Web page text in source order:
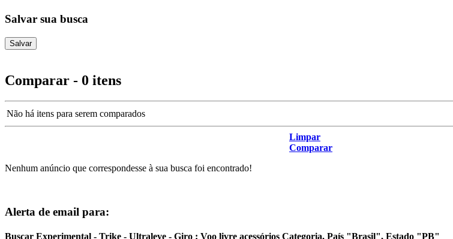
Salvar sua busca
Comparar - 0 itens
Não há itens para serem comparados
Limpar
Comparar
Nenhum anúncio que correspondesse à sua busca foi encontrado!
Alerta de email para:
Buscar Experimental - Trike - Ultraleve - Giro : Voo livre acessórios Categoria, País "Brasil", Estado "PB"